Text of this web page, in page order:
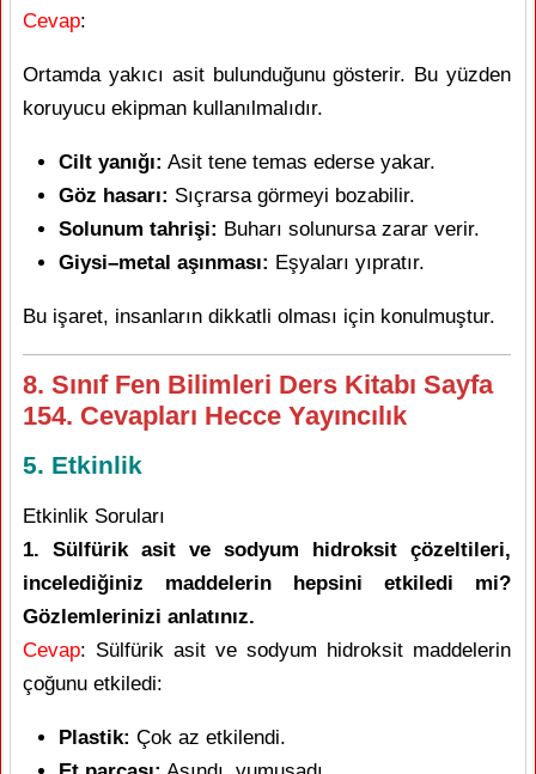
Cevap:
Ortamda yakıcı asit bulunduğunu gösterir. Bu yüzden
koruyucu ekipman kullanılmalıdır.
Cilt yanığı: Asit tene temas ederse yakar.
Göz hasarı: Sıçrarsa görmeyi bozabilir.
Solunum tahrişi: Buharı solunursa zarar verir.
Giysi–metal aşınması: Eşyaları yıpratır.
Bu işaret, insanların dikkatli olması için konulmuştur.
8. Sınıf Fen Bilimleri Ders Kitabı Sayfa
154. Cevapları Hecce Yayıncılık
5. Etkinlik
Etkinlik Soruları
1. Sülfürik asit ve sodyum hidroksit çözeltileri,
incelediğiniz maddelerin hepsini etkiledi mi?
Gözlemlerinizi anlatınız.
Cevap: Sülfürik asit ve sodyum hidroksit maddelerin
çoğunu etkiledi:
Plastik: Çok az etkilendi.